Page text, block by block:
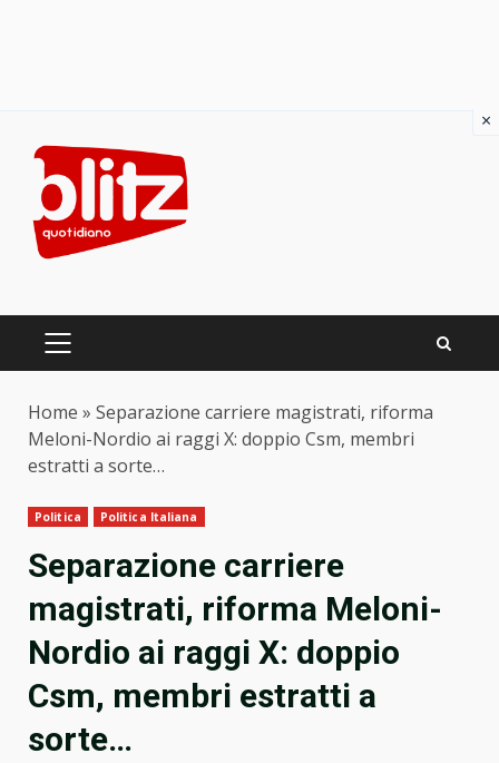
content
PRIMARY
Home » Separazione carriere magistrati, riforma
Meloni-Nordio ai raggi X: doppio Csm, membri
estratti a sorte…
Politica Politica Italiana
Separazione carriere
magistrati, riforma Meloni-
Nordio ai raggi X: doppio
Csm, membri estratti a
sorte…
×